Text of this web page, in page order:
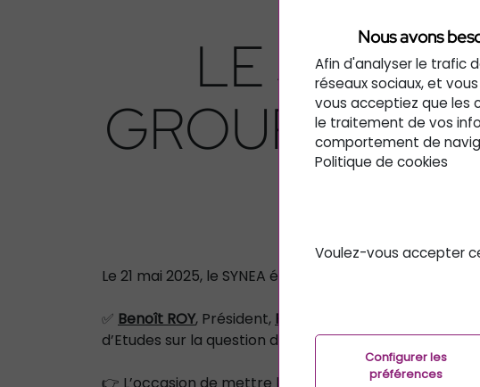
LE SYNEA
GROUPE
Le 21 mai 2025, le SYNEA était auditionné par le
✅ Benoît ROY, Président, Fabien Auberger
d’Etudes sur la question de l’accès au soin et de
Nous avons
Afin d'analyser le trafic
réseaux sociaux, et
vous acceptiez que les
le traitement de vos
comportement de
Politique de cookies
Voulez-vous accepter
Configurer les
préférences